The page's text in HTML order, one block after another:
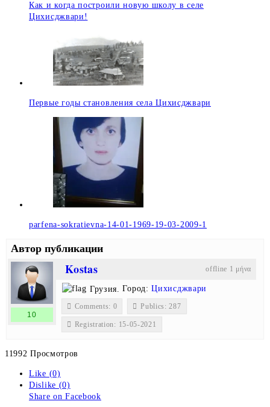
Как и когда построили новую школу в селе
Цихисджвари!
Первые годы становления села Цихисджвари
parfena-sokratievna-14-01-1969-19-03-2009-1
Автор публикации
offline 1 μήνα
Kostas
10
Грузия.Город:Цихисджвари
Comments: 0 Publics: 287
Registration: 15-05-2021
11992 Просмотров
Like (0)
Dislike (0)
Share on Facebook